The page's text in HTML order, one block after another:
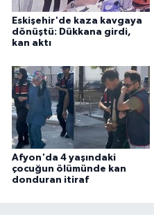
Eskişehir'de kaza kavgaya
dönüştü: Dükkana girdi,
kan aktı
Afyon'da 4 yaşındaki
çocuğun ölümünde kan
donduran itiraf